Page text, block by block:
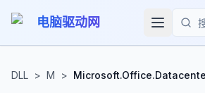
电脑驱动网
搜索
DLL > M >